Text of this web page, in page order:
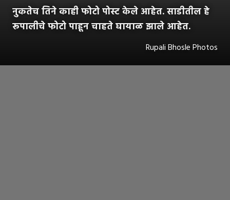
नुकतेच तिने काही फोटो पोस्ट केले आहेत. साडीतील हे
रूपालीचे फोटो पाहून चाहते घायाळ झाले आहेत.
Rupali Bhosle Photos